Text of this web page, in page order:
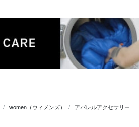
women（ウィメンズ）
アパレルアクセサリー